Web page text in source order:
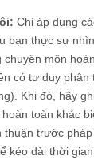
Chỉ áp dụng
bạn thực sự
chuyên môn
có tư duy
Khi đó, hãy
toàn khác
thuận trước
kéo dài thời